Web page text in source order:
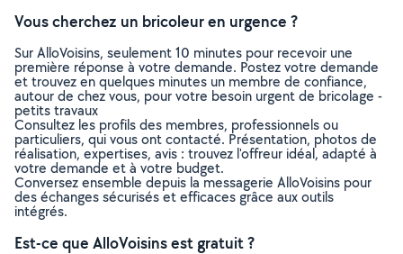
Vous cherchez un bricoleur en urgence ?
Sur AlloVoisins, seulement 10 minutes pour recevoir une
première réponse à votre demande. Postez votre demande
et trouvez en quelques minutes un membre de confiance,
autour de chez vous, pour votre besoin urgent de bricolage -
petits travaux
Consultez les profils des membres, professionnels ou
particuliers, qui vous ont contacté. Présentation, photos de
réalisation, expertises, avis : trouvez l'offreur idéal, adapté à
votre demande et à votre budget.
Conversez ensemble depuis la messagerie AlloVoisins pour
des échanges sécurisés et efficaces grâce aux outils
intégrés.
Est-ce que AlloVoisins est gratuit ?